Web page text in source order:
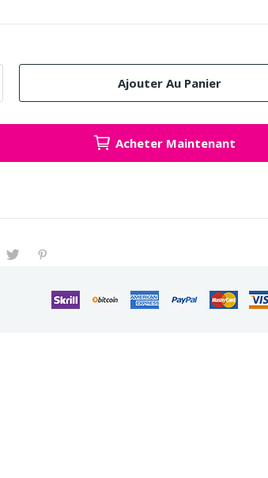
Ajouter Au Panier
Acheter Maintenant